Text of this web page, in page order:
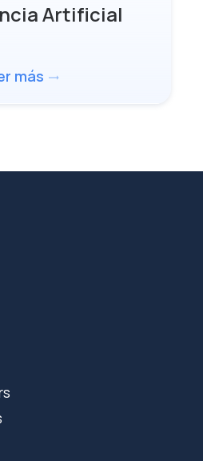
Artificial
más trending_flat